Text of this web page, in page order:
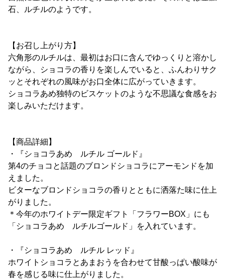
石、ルチルのようです。
【お召し上がり方】
六角形のルチルは、最初はお口に含んでゆっくりと溶かし
ながら、ショコラの香りを楽しんでいると、ふんわりサク
ッとそれぞれの風味がお口全体に広がっていきます。
ショコラあめ独特のビスケットのような不思議な食感をお
楽しみいただけます。
【商品詳細】
・『ショコラあめ ルチル ゴールド』
第4のチョコと話題のブロンドショコラにアーモンドを加
えました。
ビターなブロンドショコラの香りとともに洒落た味に仕上
がりました。
＊今年のホワイトデー限定ギフト「フラワーBOX」にも
「ショコラあめ ルチルゴールド」を入れています。
・『ショコラあめ ルチル レッド』
ホワイトショコラとあまおうを合わせて甘酸っぱい酸味が
春を感じる味に仕上がりました。